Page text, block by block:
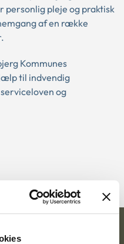
personlig pleje og praktisk
af en række
Kommunes
til indvendig
og